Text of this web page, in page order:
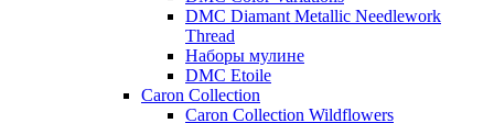
DMC Diamant Metallic Needlework
Thread
Наборы мулине
DMC Etoile
Caron Collection
Caron Collection Wildflowers